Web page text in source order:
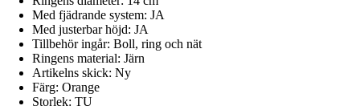
Med fjädrande system: JA
Med justerbar höjd: JA
Tillbehör ingår: Boll, ring och nät
Ringens material: Järn
Artikelns skick: Ny
Färg: Orange
Storlek: TU